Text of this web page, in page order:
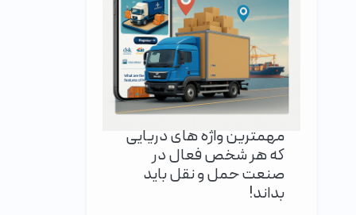
مهمترین واژه های دریایی
که هر شخص فعال در
صنعت حمل و نقل باید
بداند!